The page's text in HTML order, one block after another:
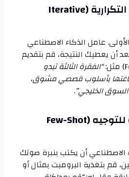
2. هندسة الأوامر التكرارية (Iterative
عامل الذكاء الاصطناعي
يعطيك النتيجة، قم بتقديم
“الفقرة الثالثة تبدو
صياغتها بأسلوب قصصي مشوق،
الخليجي”.
3. استخدام أمثلة للتوجيه (Few-Shot
الاصطناعي أن يكتب بنبرة صوتك
قم بتغذية البرومبت بمثال أو